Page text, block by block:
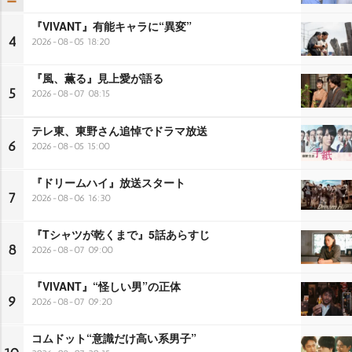
4
『VIVANT』有能キャラに“異変”
2026-08-05 18:20
5
『風、薫る』見上愛が語る
2026-08-07 08:15
6
テレ東、東野さん追悼でドラマ放送
2026-08-05 15:00
7
『ドリームハイ』放送スタート
2026-08-06 16:30
8
『Tシャツが乾くまで』5話あらすじ
2026-08-07 09:00
9
『VIVANT』“怪しい男”の正体
2026-08-07 09:20
コムドット“意識だけ高い系男子”